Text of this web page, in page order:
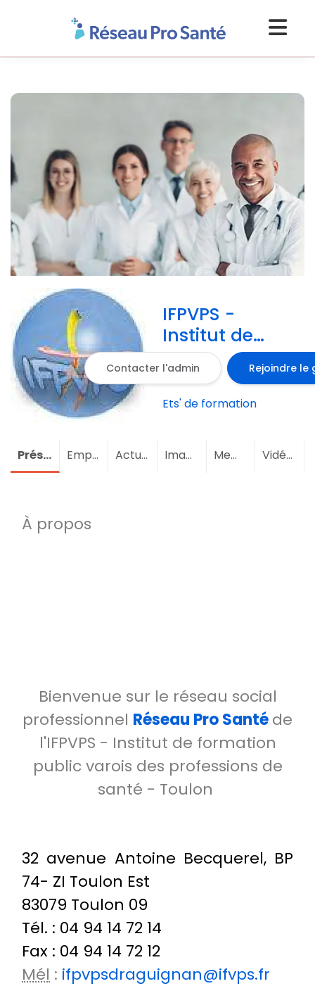
IFPVPS -
Institut de
formation
public varois
des
Toulon
Contacter l'admin Rejoindre le
Ets' de formation
Présentation Emploi Actualités Images Membres (2)Vidéos
À propos
Bienvenue sur le réseau social
professionnel Réseau Pro Santéde
l'IFPVPS - Institut de formation
public varois des professions de
santé - Toulon
32 avenue Antoine Becquerel, BP
74- ZI Toulon Est
83079 Toulon 09
Tél. : 04 94 14 72 14
Fax : 04 94 14 72 12
Mél : ifpvpsdraguignan@ifvps.fr